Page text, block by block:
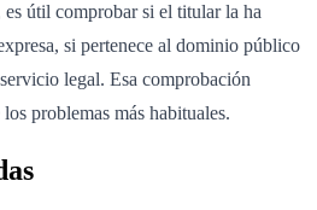
es útil comprobar si el titular la ha
si pertenece al dominio público
legal. Esa comprobación
problemas más habituales.